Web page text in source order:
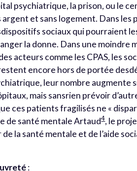
psychiatrique, la prison, ou le
et sans logement. Dans les
sociaux qui pourraient
la donne. Dans une moindre
acteurs comme les CPAS, les
encore hors de portée
leur nombre augmente
mais sansrien prévoir
ces patients fragilisés ne «
de santé mentale Artaud4, le
la santé mentale et de l’aide
: